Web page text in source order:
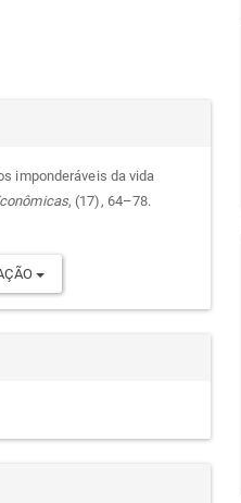
imponderáveis da vida
, (17), 64–78.